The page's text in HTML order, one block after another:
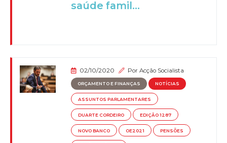
saúde famil...
02/10/2020 PorAcção Socialista
ORÇAMENTO E FINANÇAS NOTÍCIAS
ASSUNTOS PARLAMENTARES
DUARTE CORDEIRO EDIÇÃO 1287
NOVO BANCO OE2021 PENSÕES